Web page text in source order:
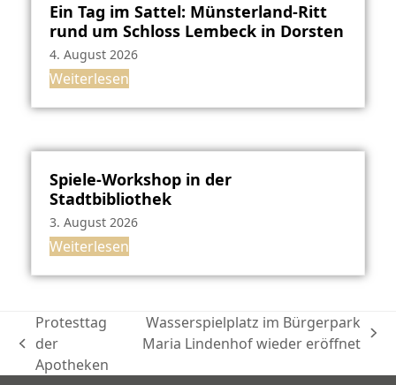
Ein Tag im Sattel: Münsterland-Ritt
rund um Schloss Lembeck in Dorsten
4. August 2026
Weiterlesen
Spiele-Workshop in der
Stadtbibliothek
3. August 2026
Weiterlesen
vorheriger
Beitrag:
Protesttag
der
Apotheken
Nächster
Wasserspielplatz im Bürgerpark
Maria Lindenhof wieder eröffnet